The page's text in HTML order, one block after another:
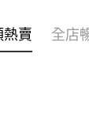
賣 全店